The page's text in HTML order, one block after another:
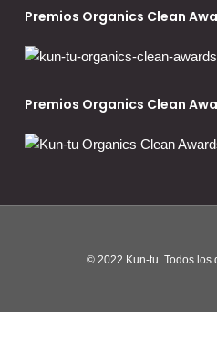
Premios Organics Clean
Premios Organics Clean
© 2022 Kun-tu. Todos los